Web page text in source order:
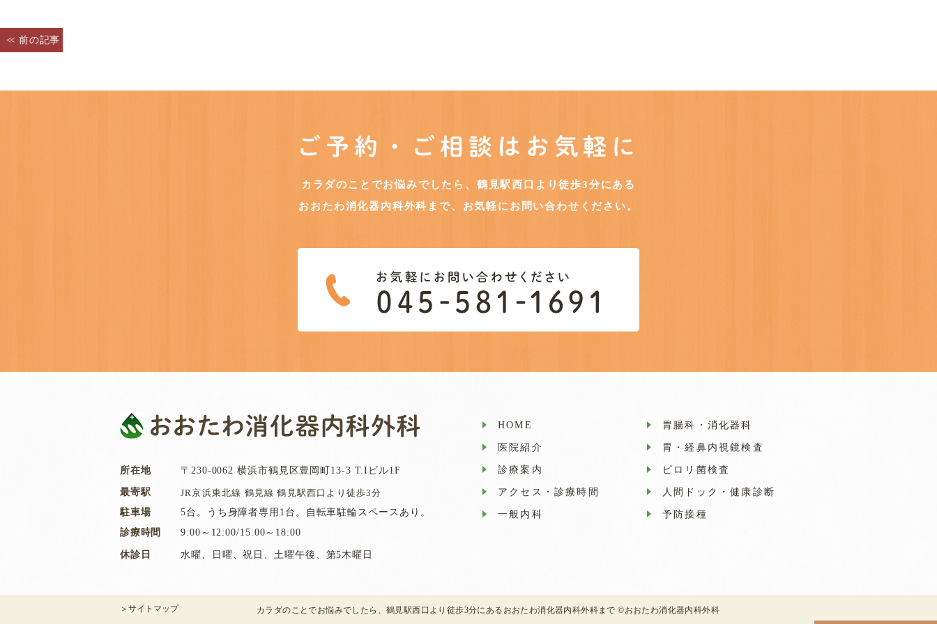
< 前の記事
ご予約・ご相談はお気軽に
カラダのことでお悩みでしたら、鶴見駅西口より徒歩3分にある
おおたわ消化器内科外科まで、お気軽にお問い合わせください。
所在地 〒230-0062 横浜市鶴見区豊岡町13-3 T.Iビル1F
最寄駅
JR京浜東北線 鶴見線 鶴見駅西口より徒歩3分
駐車場
5台。うち身障者専用1台。自転車駐輪スペースあり。
診療時間
9:00～12:00/15:00～18:00
休診日 水曜、日曜、祝日、土曜午後、第5木曜日
HOME
医院紹介
診療案内
アクセス・診療時間
一般内科
胃腸科・消化器科
胃・経鼻内視鏡検査
ピロリ菌検査
人間ドック・健康診断
予防接種
＞サイトマップ カラダのことでお悩みでしたら、鶴見駅西口より徒歩3分にあるおおたわ消化器内科外科まで ©おおたわ消化器内科外科